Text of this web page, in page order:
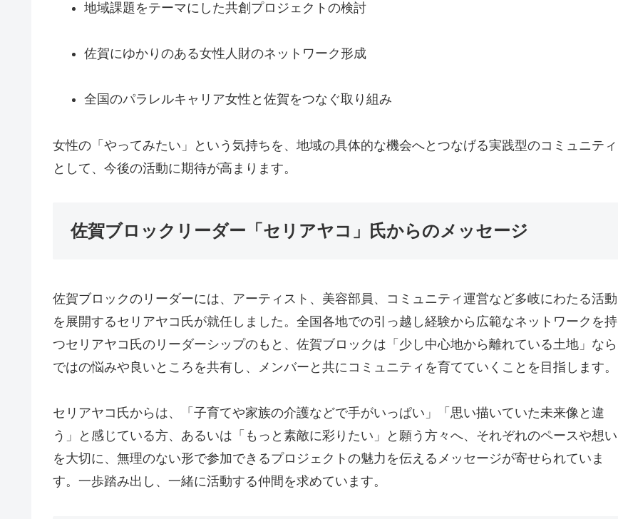
地域課題をテーマにした共創プロジェクトの検討
佐賀にゆかりのある女性人財のネットワーク形成
全国のパラレルキャリア女性と佐賀をつなぐ取り組み
女性の「やってみたい」という気持ちを、地域の具体的な機会へとつなげる実践型のコミュニティ
として、今後の活動に期待が高まります。
佐賀ブロックリーダー「セリアヤコ」氏からのメッセージ
佐賀ブロックのリーダーには、アーティスト、美容部員、コミュニティ運営など多岐にわたる活動
を展開するセリアヤコ氏が就任しました。全国各地での引っ越し経験から広範なネットワークを持
つセリアヤコ氏のリーダーシップのもと、佐賀ブロックは「少し中心地から離れている土地」なら
ではの悩みや良いところを共有し、メンバーと共にコミュニティを育てていくことを目指します。
セリアヤコ氏からは、「子育てや家族の介護などで手がいっぱい」「思い描いていた未来像と違
う」と感じている方、あるいは「もっと素敵に彩りたい」と願う方々へ、それぞれのペースや想い
を大切に、無理のない形で参加できるプロジェクトの魅力を伝えるメッセージが寄せられていま
す。一歩踏み出し、一緒に活動する仲間を求めています。